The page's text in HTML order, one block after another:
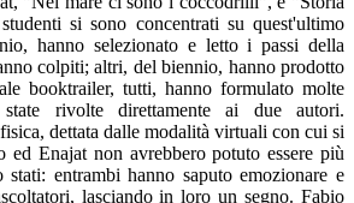
si sono concentrati su quest'ultimo
hanno selezionato e letto i passi della
colpiti; altri, del biennio, hanno prodotto
booktrailer, tutti, hanno formulato molte
rivolte direttamente ai due autori.
dettata dalle modalità virtuali con cui si
ed Enajat non avrebbero potuto essere più
entrambi hanno saputo emozionare e
lasciando in loro un segno. Fabio